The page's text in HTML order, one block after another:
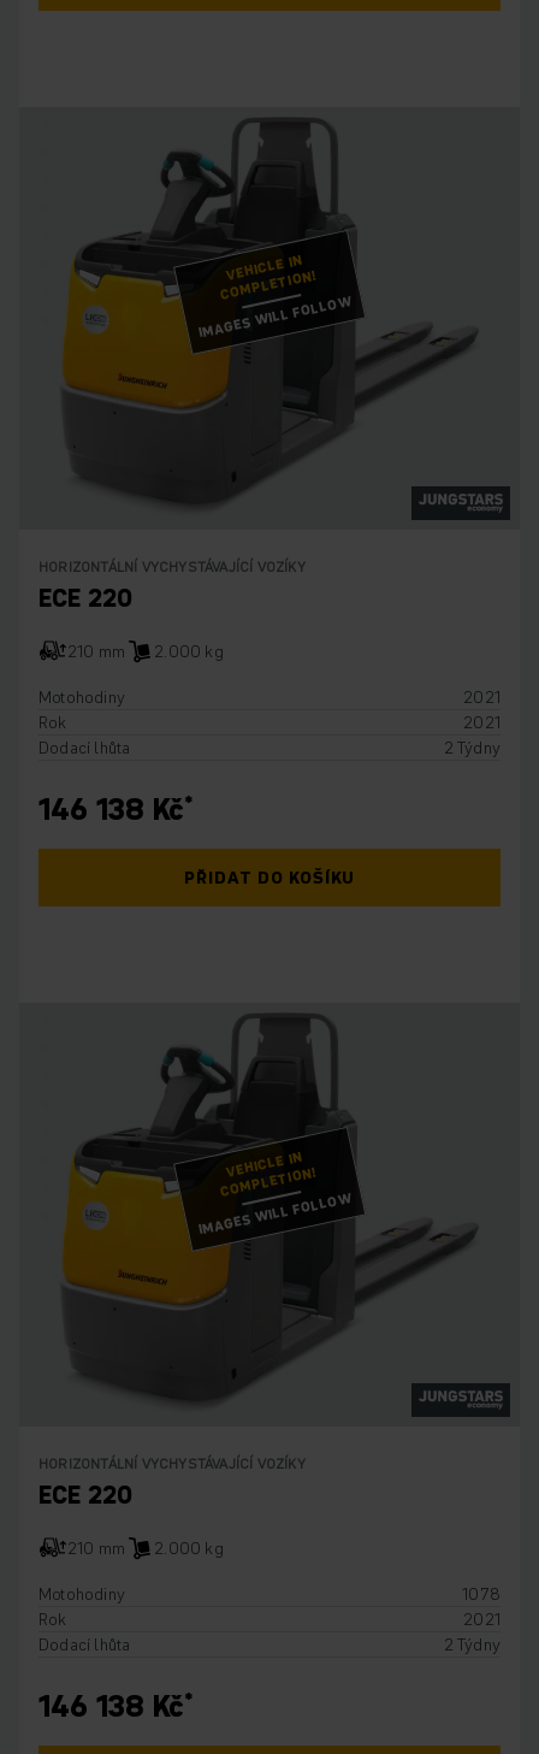
VEHICLE IN
COMPLETION!
IMAGES WILL FOLLOW
HORIZONTÁLNÍ VYCHYSTÁVAJÍCÍ VOZÍKY
ECE 220
210 mm
2.000 kg
Motohodiny
2021
Rok
2021
Dodací lhůta
2 Týdny
146 138 Kč
PŘIDAT DO KOŠÍKU
VEHICLE IN
COMPLETION!
IMAGES WILL FOLLOW
HORIZONTÁLNÍ VYCHYSTÁVAJÍCÍ VOZÍKY
ECE 220
210 mm
2.000 kg
Motohodiny
1078
Rok
2021
Dodací lhůta
2 Týdny
146 138 Kč